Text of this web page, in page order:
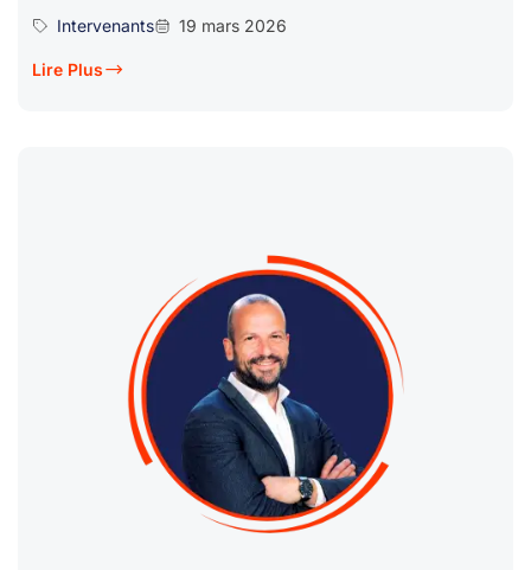
Intervenants
19 mars 2026
Lire Plus